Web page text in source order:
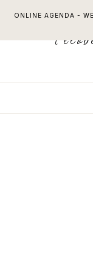
ONLINE AGENDA -